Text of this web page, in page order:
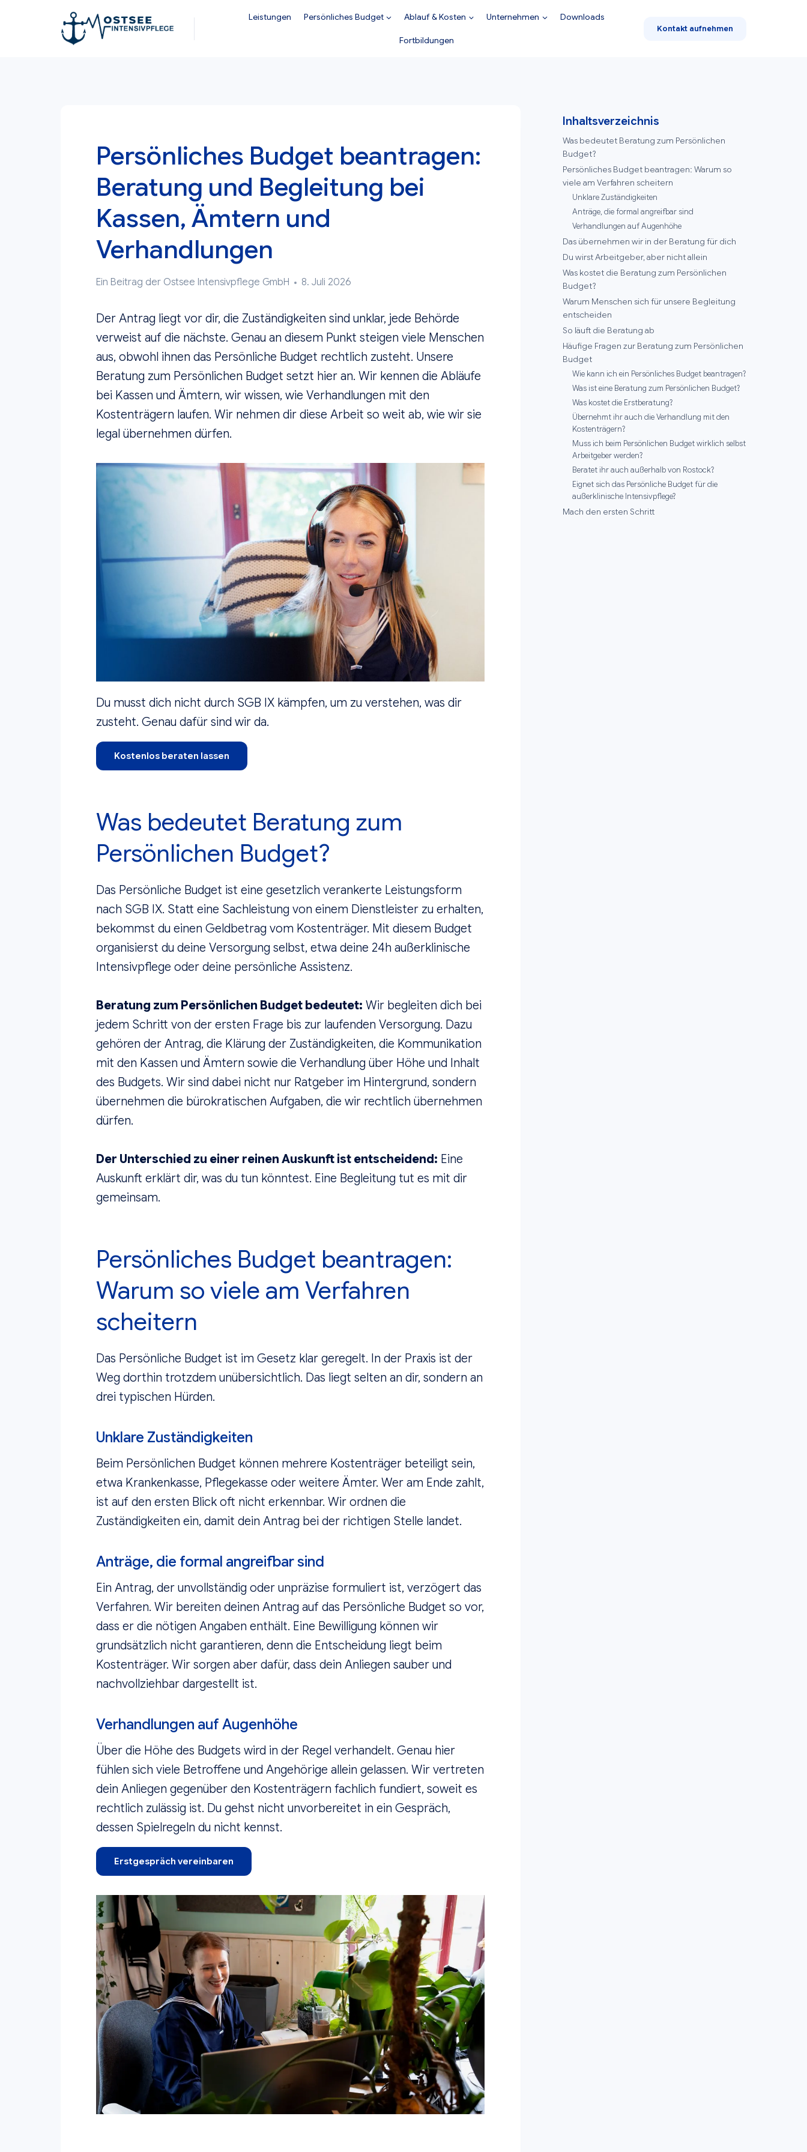
Leistungen Persönliches Budget Ablauf & Kosten Unternehmen Downloads
Fortbildungen
Kontakt aufnehmen
Persönliches Budget beantragen:
Beratung und Begleitung bei
Kassen, Ämtern und
Verhandlungen
Ein Beitrag der Ostsee Intensivpflege GmbH 8. Juli 2026
Der Antrag liegt vor dir, die Zuständigkeiten sind unklar, jede Behörde
verweist auf die nächste. Genau an diesem Punkt steigen viele Menschen
aus, obwohl ihnen das Persönliche Budget rechtlich zusteht. Unsere
Beratung zum Persönlichen Budget setzt hier an. Wir kennen die Abläufe
bei Kassen und Ämtern, wir wissen, wie Verhandlungen mit den
Kostenträgern laufen. Wir nehmen dir diese Arbeit so weit ab, wie wir sie
legal übernehmen dürfen.
Du musst dich nicht durch SGB IX kämpfen, um zu verstehen, was dir
zusteht. Genau dafür sind wir da.
Kostenlos beraten lassen
Was bedeutet Beratung zum
Persönlichen Budget?
Das Persönliche Budget ist eine gesetzlich verankerte Leistungsform
nach SGB IX. Statt eine Sachleistung von einem Dienstleister zu erhalten,
bekommst du einen Geldbetrag vom Kostenträger. Mit diesem Budget
organisierst du deine Versorgung selbst, etwa deine 24h außerklinische
Intensivpflege oder deine persönliche Assistenz.
Beratung zum Persönlichen Budget bedeutet: Wir begleiten dich bei
jedem Schritt von der ersten Frage bis zur laufenden Versorgung. Dazu
gehören der Antrag, die Klärung der Zuständigkeiten, die Kommunikation
mit den Kassen und Ämtern sowie die Verhandlung über Höhe und Inhalt
des Budgets. Wir sind dabei nicht nur Ratgeber im Hintergrund, sondern
übernehmen die bürokratischen Aufgaben, die wir rechtlich übernehmen
dürfen.
Der Unterschied zu einer reinen Auskunft ist entscheidend: Eine
Auskunft erklärt dir, was du tun könntest. Eine Begleitung tut es mit dir
gemeinsam.
Persönliches Budget beantragen:
Warum so viele am Verfahren
scheitern
Das Persönliche Budget ist im Gesetz klar geregelt. In der Praxis ist der
Weg dorthin trotzdem unübersichtlich. Das liegt selten an dir, sondern an
drei typischen Hürden.
Unklare Zuständigkeiten
Beim Persönlichen Budget können mehrere Kostenträger beteiligt sein,
etwa Krankenkasse, Pflegekasse oder weitere Ämter. Wer am Ende zahlt,
ist auf den ersten Blick oft nicht erkennbar. Wir ordnen die
Zuständigkeiten ein, damit dein Antrag bei der richtigen Stelle landet.
Anträge, die formal angreifbar sind
Ein Antrag, der unvollständig oder unpräzise formuliert ist, verzögert das
Verfahren. Wir bereiten deinen Antrag auf das Persönliche Budget so vor,
dass er die nötigen Angaben enthält. Eine Bewilligung können wir
grundsätzlich nicht garantieren, denn die Entscheidung liegt beim
Kostenträger. Wir sorgen aber dafür, dass dein Anliegen sauber und
nachvollziehbar dargestellt ist.
Verhandlungen auf Augenhöhe
Über die Höhe des Budgets wird in der Regel verhandelt. Genau hier
fühlen sich viele Betroffene und Angehörige allein gelassen. Wir vertreten
dein Anliegen gegenüber den Kostenträgern fachlich fundiert, soweit es
rechtlich zulässig ist. Du gehst nicht unvorbereitet in ein Gespräch,
dessen Spielregeln du nicht kennst.
Erstgespräch vereinbaren
Inhaltsverzeichnis
Was bedeutet Beratung zum Persönlichen
Budget?
Persönliches Budget beantragen: Warum so
viele am Verfahren scheitern
Unklare Zuständigkeiten
Anträge, die formal angreifbar sind
Verhandlungen auf Augenhöhe
Das übernehmen wir in der Beratung für dich
Du wirst Arbeitgeber, aber nicht allein
Was kostet die Beratung zum Persönlichen
Budget?
Warum Menschen sich für unsere Begleitung
entscheiden
So läuft die Beratung ab
Häufige Fragen zur Beratung zum Persönlichen
Budget
Wie kann ich ein Persönliches Budget beantragen?
Was ist eine Beratung zum Persönlichen Budget?
Was kostet die Erstberatung?
Übernehmt ihr auch die Verhandlung mit den
Kostenträgern?
Muss ich beim Persönlichen Budget wirklich selbst
Arbeitgeber werden?
Beratet ihr auch außerhalb von Rostock?
Eignet sich das Persönliche Budget für die
außerklinische Intensivpflege?
Mach den ersten Schritt